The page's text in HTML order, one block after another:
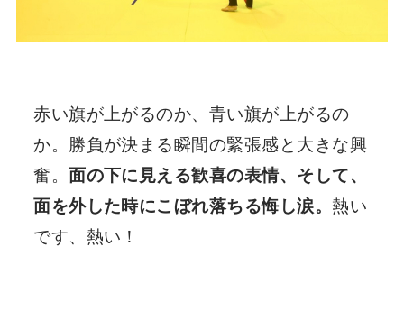
赤い旗が上がるのか、青い旗が上がるの
か。勝負が決まる瞬間の緊張感と大きな興
奮。面の下に見える歓喜の表情、そして、
面を外した時にこぼれ落ちる悔し涙。熱い
です、熱い！